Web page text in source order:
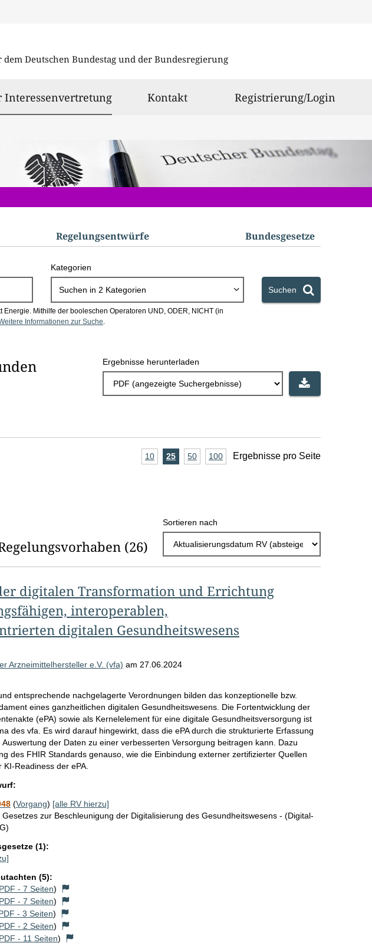
dem Deutschen Bundestag und der Bundesregierung
Interessenvertretungausgewählt
Kontakt Registrierung/Login
Regelungs­entwürfe Bundes­gesetze
Kategorien
Suchen in 2 Kategorien Suchen
Energie. Mithilfe der booleschen Operatoren UND, ODER, NICHT (in
Informationen zur Suche.
Ergebnisse herunterladen
A
l
r
g
e
n
i
s
s
e
o
10Ergebnisse
25Ergebnisse
50Ergebnisse
100Ergebnisse
Ergebnisse pro Seite
(26)
Sortieren nach
digitalen Transformation und Errichtung
interoperablen,
digitalen Gesundheitswesens
Arzneimittelhersteller e.V. (vfa) am 27.06.2024
entsprechende nachgelagerte Verordnungen bilden das konzeptionelle bzw.
eines ganzheitlichen digitalen Gesundheitswesens. Die Fortentwicklung der
(ePA) sowie als Kernelelement für eine digitale Gesundheitsversorgung ist
des vfa. Es wird darauf hingewirkt, dass die ePA durch die strukturierte Erfassung
der Daten zu einer verbesserten Versorgung beitragen kann. Dazu
des FHIR Standards genauso, wie die Einbindung externer zertifizierter Quellen
Readiness der ePA.
(Vorgang) [alle RV hierzu]
Gesetzes zur Beschleunigung der Digitalisierung des Gesundheitswesens - (Digital-
(1):
(5):
PDF - 7 Seiten)
PDF - 7 Seiten)
- 3 Seiten)
PDF - 2 Seiten)
PDF - 11 Seiten)